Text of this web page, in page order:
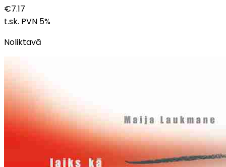
€7.17
t.sk. PVN 5%
Noliktavā